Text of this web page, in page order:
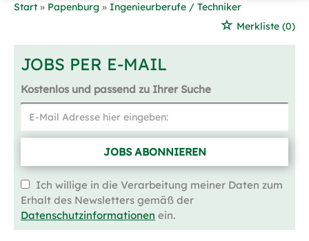
Start
Papenburg
Ingenieurberufe / Techniker
Merkliste (0)
JOBS PER E-MAIL
Kostenlos und passend zu Ihrer Suche
JOBS ABONNIEREN
Ich willige in die Verarbeitung meiner Daten zum
Erhalt des Newsletters gemäß der
Datenschutzinformationen ein.